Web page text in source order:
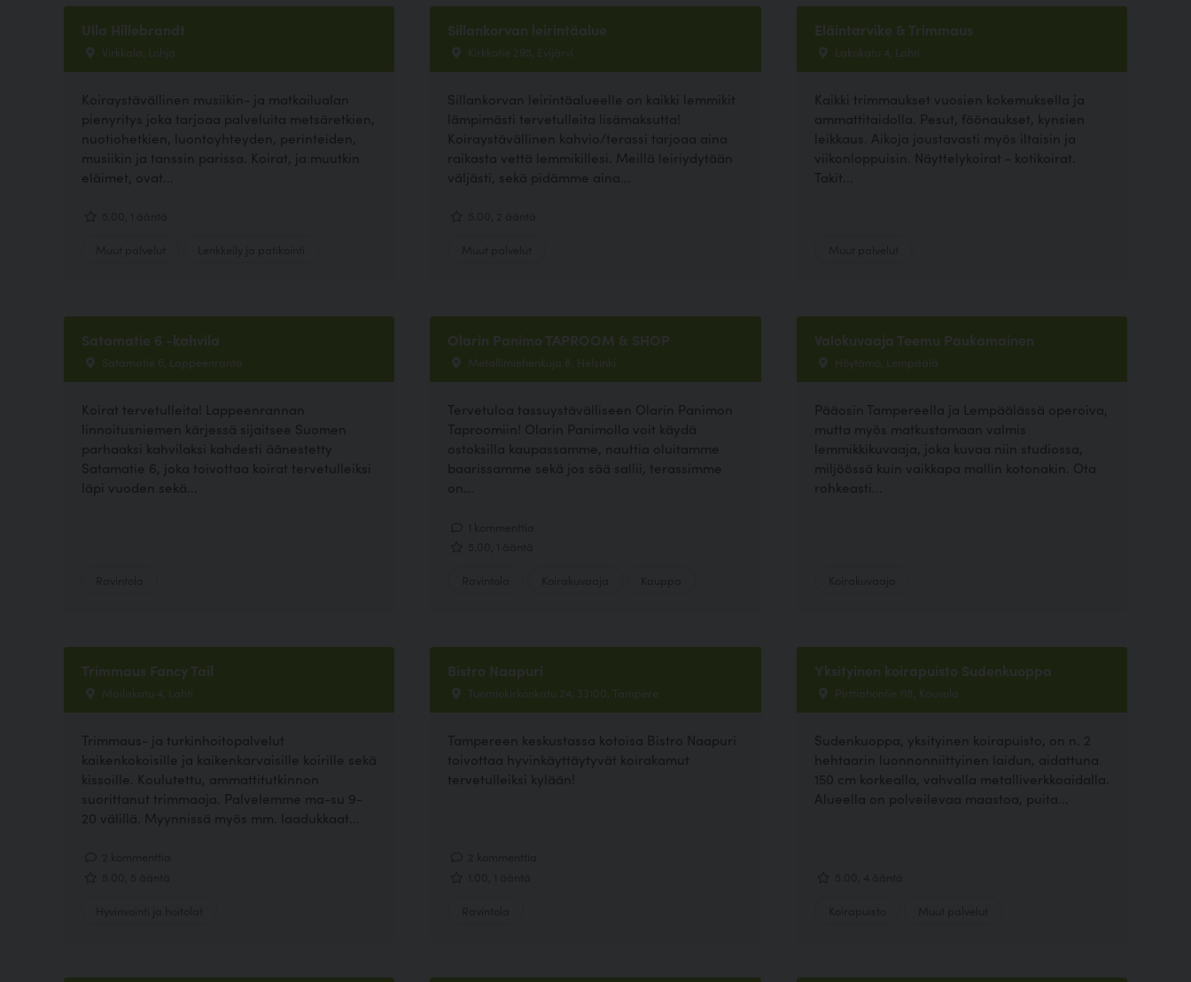
Ulla Hillebrandt
Virkkala, Lohja
Koiraystävällinen musiikin- ja matkailualan
pienyritys joka tarjoaa palveluita metsäretkien,
nuotiohetkien, luontoyhteyden, perinteiden,
musiikin ja tanssin parissa. Koirat, ja muutkin
eläimet, ovat...
Sillankorvan leirintäalue
Kirkkotie 295, Evijärvi
Sillankorvan leirintäalueelle on kaikki lemmikit
lämpimästi tervetulleita lisämaksutta!
Koiraystävällinen kahvio/terassi tarjoaa aina
raikasta vettä lemmikillesi. Meillä leiriydytään
väljästi, sekä pidämme aina...
Eläintarvike & Trimmaus
Lakokatu 4, Lahti
Kaikki trimmaukset vuosien kokemuksella ja
ammattitaidolla. Pesut, föönaukset, kynsien
leikkaus. Aikoja joustavasti myös iltaisin ja
viikonloppuisin. Näyttelykoirat - kotikoirat.
Takit...
Satamatie 6 -kahvila
Satamatie 6, Lappeenranta
Koirat tervetulleita! Lappeenrannan
linnoitusniemen kärjessä sijaitsee Suomen
parhaaksi kahvilaksi kahdesti äänestetty
Satamatie 6, joka toivottaa koirat tervetulleiksi
läpi vuoden sekä...
Olarin Panimo TAPROOM & SHOP
Metallimiehenkuja 8, Helsinki
Tervetuloa tassuystävälliseen Olarin Panimon
Taproomiin! Olarin Panimolla voit käydä
ostoksilla kaupassamme, nauttia oluitamme
baarissamme sekä jos sää sallii, terassimme
on...
Valokuvaaja Teemu Paukamainen
Höytämö, Lempäälä
Pääosin Tampereella ja Lempäälässä operoiva,
mutta myös matkustamaan valmis
lemmikkikuvaaja, joka kuvaa niin studiossa,
miljöössä kuin vaikkapa mallin kotonakin. Ota
rohkeasti...
Trimmaus Fancy Tail
Mailakatu 4, Lahti
Trimmaus- ja turkinhoitopalvelut
kaikenkokoisille ja kaikenkarvaisille koirille sekä
kissoille. Koulutettu, ammattitutkinnon
suorittanut trimmaaja. Palvelemme ma-su 9-
20 välillä. Myynnissä myös mm. laadukkaat...
Bistro Naapuri
Tuomiokirkonkatu 24, 33100, Tampere
Tampereen keskustassa kotoisa Bistro Naapuri
toivottaa hyvinkäyttäytyvät koirakamut
tervetulleiksi kylään!
Yksityinen koirapuisto Sudenkuoppa
Pirttiahontie 118, Kouvola
Sudenkuoppa, yksityinen koirapuisto, on n. 2
hehtaarin luonnonniittyinen laidun, aidattuna
150 cm korkealla, vahvalla metalliverkkoaidalla.
Alueella on polveilevaa maastoa, puita...